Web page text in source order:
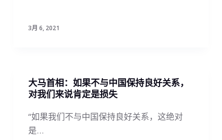
3月 6, 2021
大马首相：如果不与中国保持良好关系，
对我们来说肯定是损失
“如果我们不与中国保持良好关系，这绝对
是…